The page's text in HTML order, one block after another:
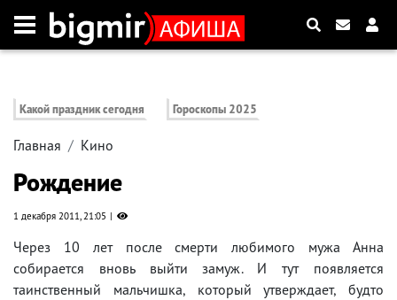
Какой праздник сегодня Гороскопы 2025
Главная Кино
Рождение
1 декабря 2011, 21:05
Через 10 лет после смерти любимого мужа Анна
собирается вновь выйти замуж. И тут появляется
таинственный мальчишка, который утверждает, будто